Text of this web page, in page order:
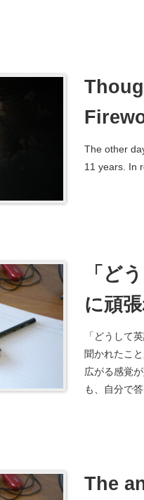
The other
11 years. In
「ど
に頑
「どうして
聞かれたこ
広がる感覚
も、自分で
The